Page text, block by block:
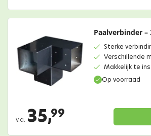
Op voorraad
Paalverbinder –
Sterke
Verschillende
Makkelijk te
v.a. 35,99